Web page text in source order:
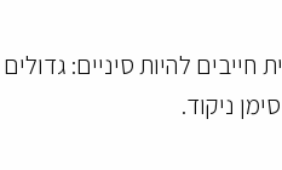
חייבים להיות סיניים:
ניקוד.